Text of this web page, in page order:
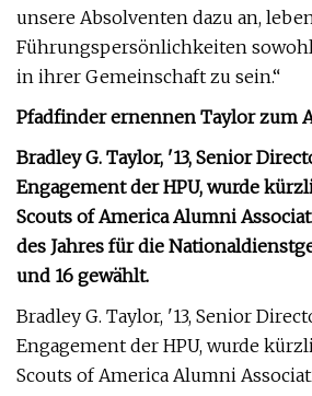
unsere Absolventen dazu an,
Führungspersönlichkeiten
in ihrer Gemeinschaft zu sein.“
Pfadfinder ernennen Taylor zum
Bradley G. Taylor, '13, Senior
Engagement der HPU, wurde
Scouts of America Alumni
des Jahres für die
und 16 gewählt.
Bradley G. Taylor, '13, Senior
Engagement der HPU, wurde
Scouts of America Alumni